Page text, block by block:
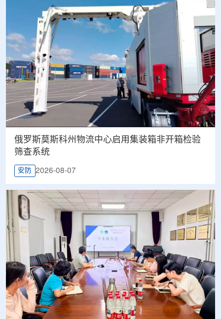
俄罗斯莫斯科州物流中心启用集装箱非开箱检验
筛查系统
安防 2026-08-07